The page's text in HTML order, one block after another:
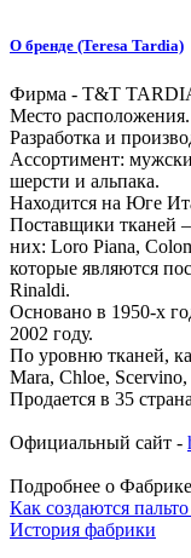
О бренде (Teresa Tardia)
Фирма - T&T
Место
Разработка и
Ассортимент:
шерсти и альпака.
Находится на Юге
Поставщики тканей
них: Loro Piana,
которые являются
Rinaldi.
Основано в 1950-х
2002 году.
По уровню тканей,
Mara, Chloe,
Продается в 35
Официальный сайт -
Подробнее о Фабрике
Как создаются
История фабрики